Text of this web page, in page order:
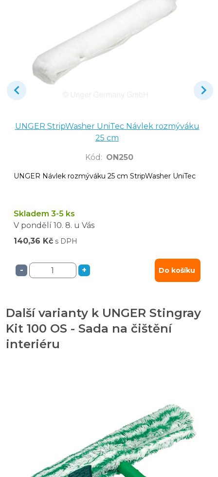
UNGER StripWasher UniTec Návlek rozmýváku
25 cm
Kód : ON250
UNGER Návlek rozmýváku 25 cm StripWasher UniTec
Skladem 3-5 ks
V pondělí 10. 8. u Vás
140,36 Kč s DPH
- + Do košíku
Další varianty k UNGER Stingray
Kit 100 OS - Sada na čištění
interiéru